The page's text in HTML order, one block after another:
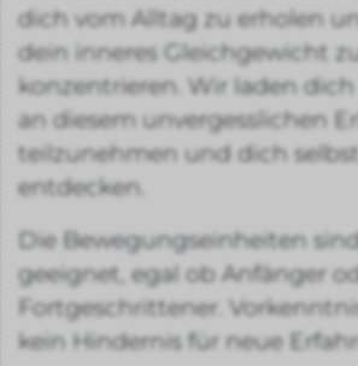
dich vom Alltag zu erholen
dein inneres Gleichgewicht
konzentrieren. Wir laden dich
an diesem unvergesslichen
teilzunehmen und dich
entdecken.
Die Bewegungseinheiten
geeignet, egal ob Anfänger
Fortgeschrittener.
kein Hindernis für neue